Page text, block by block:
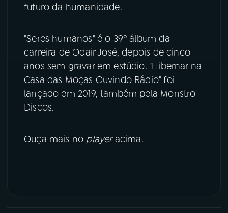
futuro da humanidade.
"Seres humanos" é o 39º álbum da
carreira de Odair José, depois de cinco
anos sem gravar em estúdio. "Hibernar na
Casa das Moças Ouvindo Rádio" foi
lançado em 2019, também pela Monstro
Discos.
Ouça mais no playeracima.